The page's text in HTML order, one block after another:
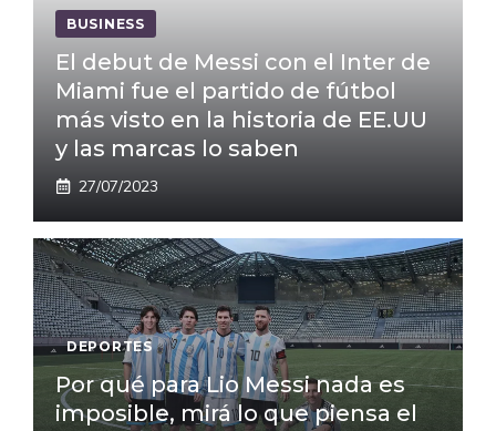
BUSINESS
El debut de Messi con el Inter de
Miami fue el partido de fútbol
más visto en la historia de EE.UU
y las marcas lo saben
27/07/2023
DEPORTES
Por qué para Lio Messi nada es
imposible, mirá lo que piensa el